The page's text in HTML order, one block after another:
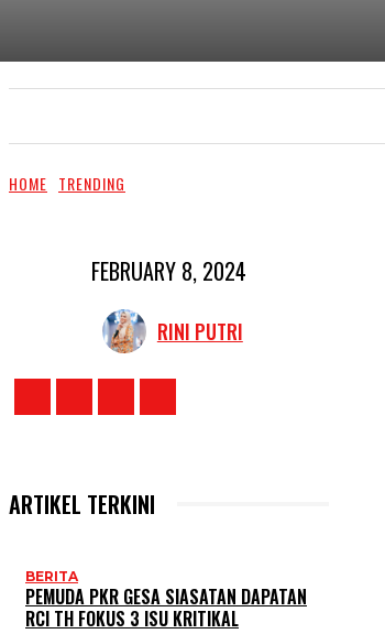
HOME TRENDING
FEBRUARY 8, 2024
RINI PUTRI
ARTIKEL TERKINI
BERITA
PEMUDA PKR GESA SIASATAN DAPATAN
RCI TH FOKUS 3 ISU KRITIKAL